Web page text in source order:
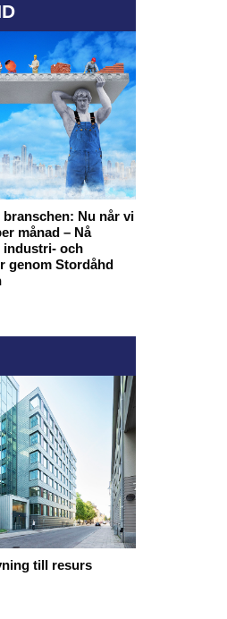
Nu når vi
månad – Nå
industri- och
genom Stordåhd
till resurs